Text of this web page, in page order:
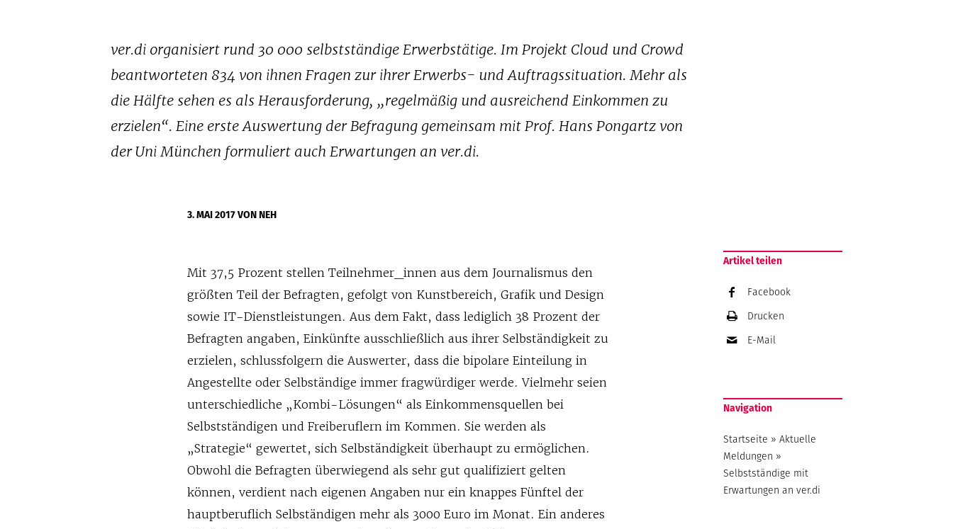
ver.di organisiert rund 30 000 selbstständige Erwerbstätige. Im Projekt Cloud und Crowd
beantworteten 834 von ihnen Fragen zur ihrer Erwerbs- und Auftragssituation. Mehr als
die Hälfte sehen es als Herausforderung, „regelmäßig und ausreichend Einkommen zu
erzielen“. Eine erste Auswertung der Befragung gemeinsam mit Prof. Hans Pongartz von
der Uni München formuliert auch Erwartungen an ver.di.
3. MAI 2017VON NEH
Mit 37,5 Prozent stellen Teilnehmer_innen aus dem Journalismus den
größten Teil der Befragten, gefolgt von Kunstbereich, Grafik und Design
sowie IT-Dienstleistungen. Aus dem Fakt, dass lediglich 38 Prozent der
Befragten angaben, Einkünfte ausschließlich aus ihrer Selbständigkeit zu
erzielen, schlussfolgern die Auswerter, dass die bipolare Einteilung in
Angestellte oder Selbständige immer fragwürdiger werde. Vielmehr seien
unterschiedliche „Kombi-Lösungen“ als Einkommensquellen bei
Selbstständigen und Freiberuflern im Kommen. Sie werden als
„Strategie“ gewertet, sich Selbständigkeit überhaupt zu ermöglichen.
Obwohl die Befragten überwiegend als sehr gut qualifiziert gelten
können, verdient nach eigenen Angaben nur ein knappes Fünftel der
hauptberuflich Selbständigen mehr als 3000 Euro im Monat. Ein anderes
Artikel teilen
Facebook
Drucken
E-Mail
Navigation
Startseite »Aktuelle
Meldungen »
Selbstständige mit
Erwartungen an ver.di